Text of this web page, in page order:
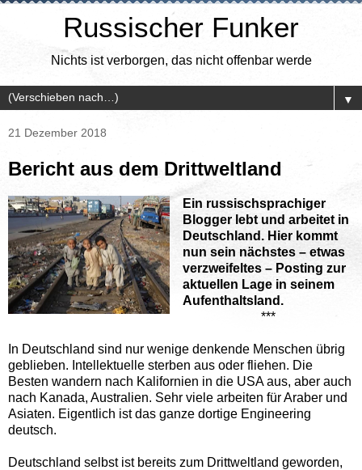
Russischer Funker
Nichts ist verborgen, das nicht offenbar werde
▼
21 Dezember 2018
Bericht aus dem Drittweltland
Ein russischsprachiger
Blogger lebt und arbeitet in
Deutschland. Hier kommt
nun sein nächstes – etwas
verzweifeltes – Posting zur
aktuellen Lage in seinem
Aufenthaltsland.
***
In Deutschland sind nur wenige denkende Menschen übrig
geblieben. Intellektuelle sterben aus oder fliehen. Die
Besten wandern nach Kalifornien in die USA aus, aber auch
nach Kanada, Australien. Sehr viele arbeiten für Araber und
Asiaten. Eigentlich ist das ganze dortige Engineering
deutsch.
Deutschland selbst ist bereits zum Drittweltland geworden,